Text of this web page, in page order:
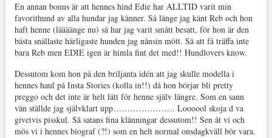
En annan bonus är att hennes hind Edie har ALLTID varit min
favorithund av alla hundar jag känner. Så länge jag känt Reb och hon
haft henne (läääänge nu) så har jag varit smått besatt, för hon är den
bästa snällaste härligaste hunden jag nånsin mött. Så att få träffa inte
bara Reb men EDIE igen är himla fint det med!! Hundlovers know.
Dessutom kom hon på den briljanta idén att jag skulle modella i
hennes haul på Insta Stories (kolla in!!) då hon börjar bli pretty
preggo och det inte är helt lätt för henne själv längre. Som en sann
vän ställde jag självklart upp…………………. Loooool skoja d va
givetvis pisskul. Så satans fina klänningar dessutom!! Sen åt vi och
mös vi i hennes biograf (?!) som en helt normal onsdagkväll bör vara.